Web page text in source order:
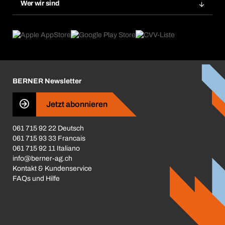
Dauerauftrag
eProcurement
Produktfinder
Wer wir sind
Was uns antreibt
Business Conduct
BERNER Newsletter
Jetzt abonnieren
061 715 92 22 Deutsch
061 715 93 33 Francais
061 715 92 11 Italiano
info@berner-ag.ch
Kontakt & Kundenservice
FAQs und Hilfe